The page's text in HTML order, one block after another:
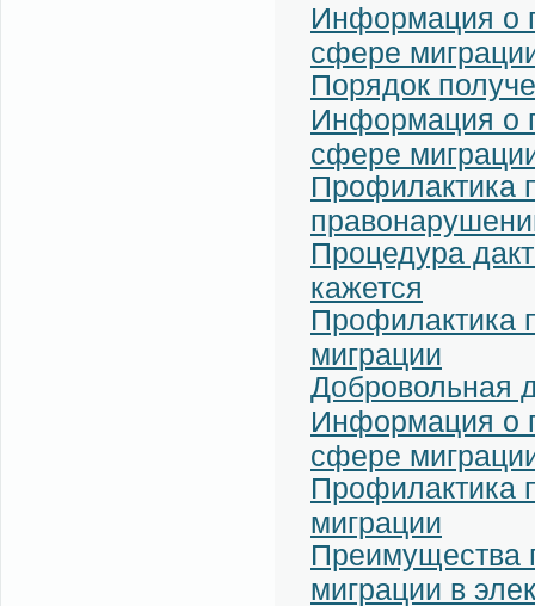
Информация о
сфере
Порядок
Информация о
сфере
Профилактика
Процедура
кажется
Профилактика
миграции
Добровольная
Информация о
сфере
Профилактика
миграции
Преимущества
миграции в